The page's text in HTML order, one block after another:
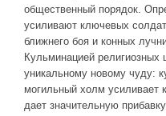
общественный порядок.
усиливают ключевых
ближнего боя и конных
Кульминацией религиозных
уникальному новому чуду:
могильный холм усиливает
дает значительную